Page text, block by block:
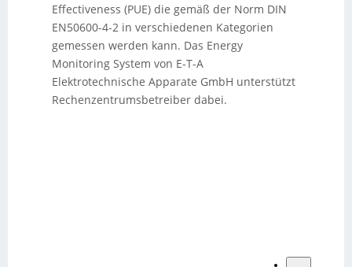
Effectiveness (PUE) die gemäß der Norm DIN
EN50600-4-2 in verschiedenen Kategorien
gemessen werden kann. Das Energy
Monitoring System von E-T-A
Elektrotechnische Apparate GmbH unterstützt
Rechenzentrumsbetreiber dabei.